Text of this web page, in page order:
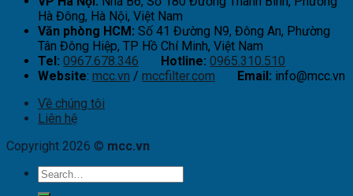
Hà Đông, Hà Nội, Việt Nam
Văn phòng HCM: Số 41 Đường N9, Đông An, Phường
Tân Đông Hiệp, TP Hồ Chí Minh, Việt Nam
Tel: 0967.678.346 Hotline: 0965.310.510
Website: mcc.vn / mccfilter.com Email: info@mcc.vn
Về chúng tôi
Liên hệ
Copyright 2026 © mcc.vn